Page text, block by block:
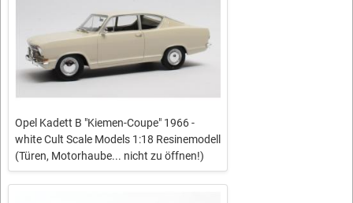
Opel Kadett B "Kiemen-Coupe" 1966 -
white Cult Scale Models 1:18 Resinemodell
(Türen, Motorhaube... nicht zu öffnen!)